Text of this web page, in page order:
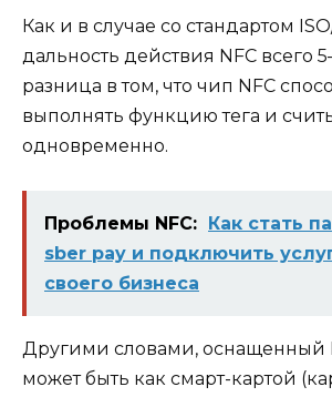
Как и в случае со стандартом
дальность действия NFC всего
разница в том, что чип NFC
выполнять функцию тега и
одновременно.
Проблемы NFC:
Как стать
sber pay и подключить
своего бизнеса
Другими словами, оснащенный
может быть как смарт-картой